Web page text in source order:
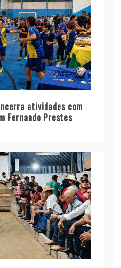
atividades com
Fernando Prestes